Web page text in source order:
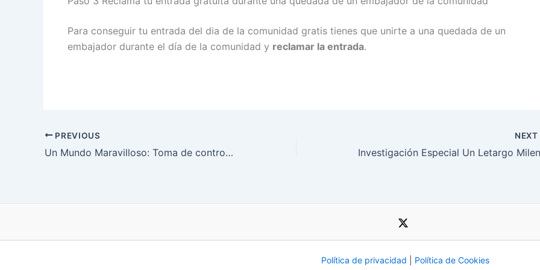
Para conseguir tu entrada del dia de la comunidad gratis tienes que unirte a una quedada de un
embajador durante el día de la comunidad y reclamar la entrada.
PREVIOUS
Un Mundo Maravilloso: Toma de control Pokémon GO
NEXT
Política de privacidad Política de Cookies